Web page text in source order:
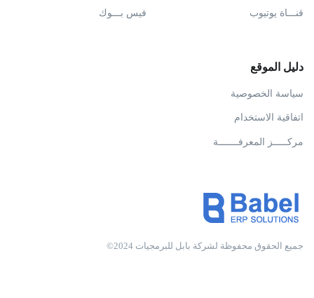
قنـــاة يوتيوب فيس بـــوك
دليل الموقع
سياسة الخصوصية
اتفاقية الاستخدام
مركـــــز المعرفـــــــة
جميع الحقوق محفوظة لشركة بابل للبرمجيات 2024©